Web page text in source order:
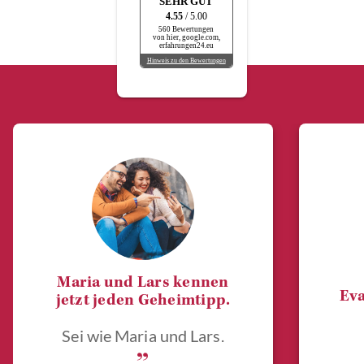
4.55 / 5.00
560 Bewertungen
von hier, google.com,
erfahrungen24.eu
Hinweis zu den Bewertungen
Maria und Lars kennen
jetzt jeden Geheimtipp.
Sei wie Maria und Lars.
„